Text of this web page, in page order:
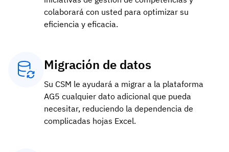
colaborará con usted para optimizar su
eficiencia y eficacia.
Migración de datos
Su CSM le ayudará a migrar a la plataforma
AG5 cualquier dato adicional que pueda
necesitar, reduciendo la dependencia de
complicadas hojas Excel.